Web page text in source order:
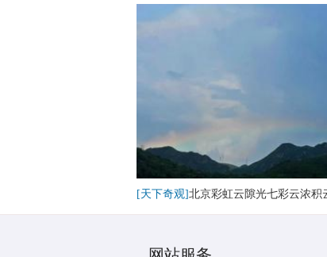
[天下奇观]北京彩虹云隙光七彩云浓积